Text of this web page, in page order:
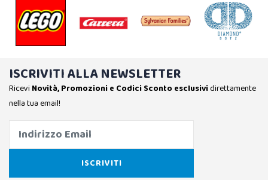
ISCRIVITI ALLA NEWSLETTER
Ricevi Novità, Promozioni e Codici Sconto esclusividirettamente
nella tua email!